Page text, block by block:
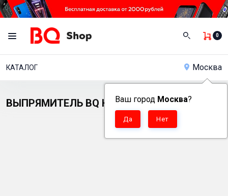
0
КАТАЛОГ Москва
Ваш город Москва?
ВЫПРЯМИТЕЛЬ BQ HS2005